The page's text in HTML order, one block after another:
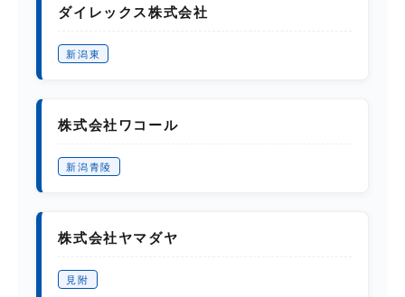
ダイレックス株式会社
新潟東
株式会社ワコール
新潟青陵
株式会社ヤマダヤ
見附